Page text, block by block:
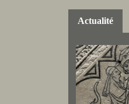
Actualité